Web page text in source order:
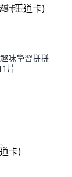
道卡)
味學習拼拼
片